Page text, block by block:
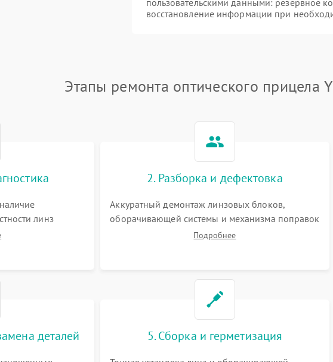
пользовательскими данными: резервное
восстановление информации при
Этапы ремонта оптического прицела
линз
работы
2. Разборка и дефектовка
Аккуратный демонтаж линзовых блоков,
оборачивающей системы и механизма поправок
спецключами. Осмотр внутренних резьбовых
Подробнее
деталей 5. Сборка и герметизация